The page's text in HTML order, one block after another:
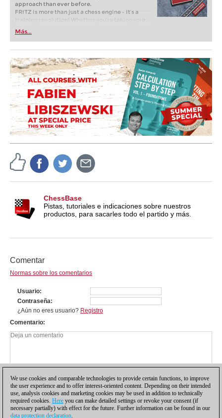
approach than ever before.
FRITZ is more than just a chess engine – it’s a
training revolution! Whether you’re taking your
first steps into the world of club chess, or already
playing at a tournament level: with FRITZ, you can
train more efficiently, intelligently and with a
more personalised approach than ever before.
Más...
ChessBase
Pistas, tutoriales e indicaciones sobre nuestros
productos, para sacarles todo el partido y más.
Comentar
Normas sobre los comentarios
Usuario
Contraseña
¿Aún no eres usuario? Registro
Comentario
We use cookies and comparable technologies to provide certain functions, to improve
the user experience and to offer interest-oriented content. Depending on their intended
use, analysis cookies and marketing cookies may be used in addition to technically
required cookies. Here you can make detailed settings or revoke your consent (if
necessary partially) with effect for the future. Further information can be found in our
data protection declaration.